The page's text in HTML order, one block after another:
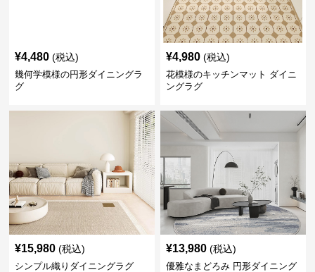
¥4,480 (税込)
幾何学模様の円形ダイニングラ
グ
¥4,980 (税込)
花模様のキッチンマット ダイニ
ングラグ
¥15,980 (税込)
シンプル織りダイニングラグ
¥13,980 (税込)
優雅なまどろみ 円形ダイニング